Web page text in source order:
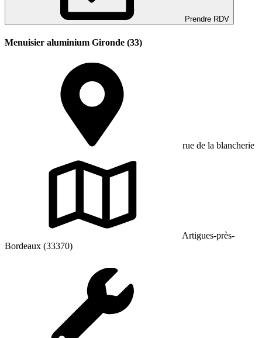
Prendre RDV
Menuisier aluminium Gironde (33)
rue de la blancherie
Artigues-près-
Bordeaux (33370)